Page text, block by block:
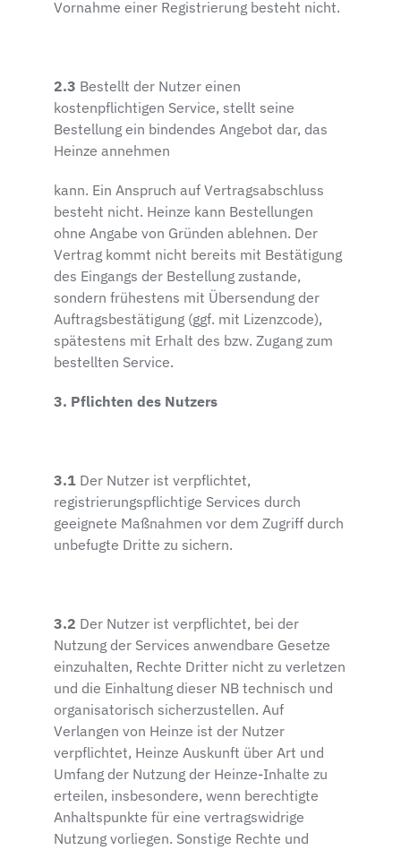
Vornahme einer Registrierung besteht nicht.
2.3 Bestellt der Nutzer einen
kostenpflichtigen Service, stellt seine
Bestellung ein bindendes Angebot dar, das
Heinze annehmen
kann. Ein Anspruch auf Vertragsabschluss
besteht nicht. Heinze kann Bestellungen
ohne Angabe von Gründen ablehnen. Der
Vertrag kommt nicht bereits mit Bestätigung
des Eingangs der Bestellung zustande,
sondern frühestens mit Übersendung der
Auftragsbestätigung (ggf. mit Lizenzcode),
spätestens mit Erhalt des bzw. Zugang zum
bestellten Service.
3. Pflichten des Nutzers
3.1 Der Nutzer ist verpflichtet,
registrierungspflichtige Services durch
geeignete Maßnahmen vor dem Zugriff durch
unbefugte Dritte zu sichern.
3.2 Der Nutzer ist verpflichtet, bei der
Nutzung der Services anwendbare Gesetze
einzuhalten, Rechte Dritter nicht zu verletzen
und die Einhaltung dieser NB technisch und
organisatorisch sicherzustellen. Auf
Verlangen von Heinze ist der Nutzer
verpflichtet, Heinze Auskunft über Art und
Umfang der Nutzung der Heinze-Inhalte zu
erteilen, insbesondere, wenn berechtigte
Anhaltspunkte für eine vertragswidrige
Nutzung vorliegen. Sonstige Rechte und